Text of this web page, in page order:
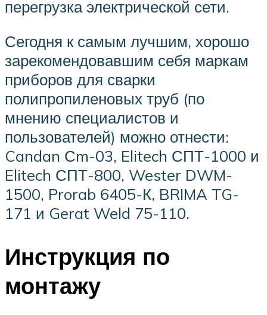
перегрузка электрической сети.
Сегодня к самым лучшим, хорошо
зарекомендовавшим себя маркам
приборов для сварки
полипропиленовых труб (по
мнению специалистов и
пользователей) можно отнести:
Candan Сm-03, Elitech СПТ-1000 и
Elitech СПТ-800, Wester DWM-
1500, Prorab 6405-К, BRIMA TG-
171 и Gerat Weld 75-110.
Инструкция по
монтажу